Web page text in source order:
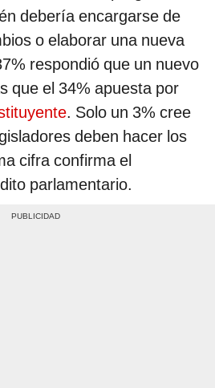
debería encargarse de
o elaborar una nueva
respondió que un nuevo
que el 34% apuesta por
. Solo un 3% cree
deben hacer los
cifra confirma el
parlamentario.